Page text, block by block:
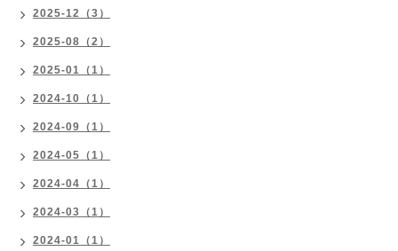
2025-12（3）
2025-08（2）
2025-01（1）
2024-10（1）
2024-09（1）
2024-05（1）
2024-04（1）
2024-03（1）
2024-01（1）